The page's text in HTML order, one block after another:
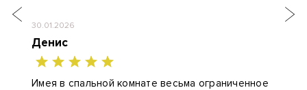
30.01.2026
Денис
Имея в спальной комнате весьма ограниченное